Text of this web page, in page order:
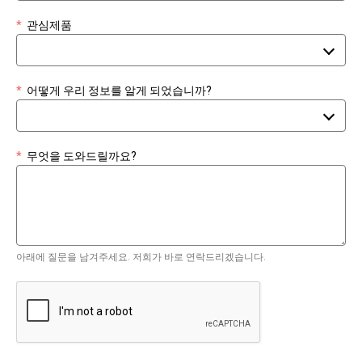
관심제품
*
어떻게 우리 정보를 알게 되었습니까?
*
무엇을 도와드릴까요?
*
아래에 질문을 남겨주세요. 저희가 바로 연락드리겠습니다.